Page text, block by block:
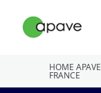
HOME APAVE
FRANCE